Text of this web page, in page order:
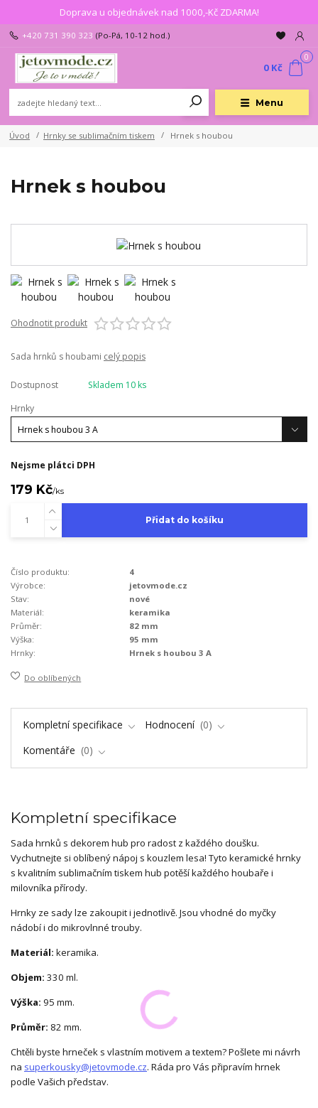
Doprava u objednávek nad 1000,-Kč ZDARMA!
Menu
+420 731 390 323 (Po-Pá, 10-12 hod.)
0
0 Kč
Úvod Hrnky se sublimačním tiskem Hrnek s houbou
Hrnek s houbou
Ohodnotit produkt
Sada hrnků s houbami celý popis
Dostupnost
Skladem 10 ks
Hrnky
Nejsme plátci DPH
179 Kč/ks
Přidat do košíku
Číslo produktu:
4
Výrobce:
jetovmode.cz
Stav:
nové
Materiál:
keramika
Průměr:
82 mm
Výška:
95 mm
Hrnky:
Hrnek s houbou 3 A
Do oblíbených
Kompletní specifikace Hodnocení
0
Komentáře
0
Kompletní specifikace
Sada hrnků s dekorem hub pro radost z každého doušku.
Vychutnejte si oblíbený nápoj s kouzlem lesa! Tyto keramické hrnky
s kvalitním sublimačním tiskem hub potěší každého houbaře i
milovníka přírody.
Hrnky ze sady lze zakoupit i jednotlivě. Jsou vhodné do myčky
nádobí i do mikrovlnné trouby.
Materiál: keramika.
Objem: 330 ml.
Výška: 95 mm.
Průměr: 82 mm.
Chtěli byste hrneček s vlastním motivem a textem? Pošlete mi návrh
na superkousky@jetovmode.cz. Ráda pro Vás připravím hrnek
podle Vašich představ.